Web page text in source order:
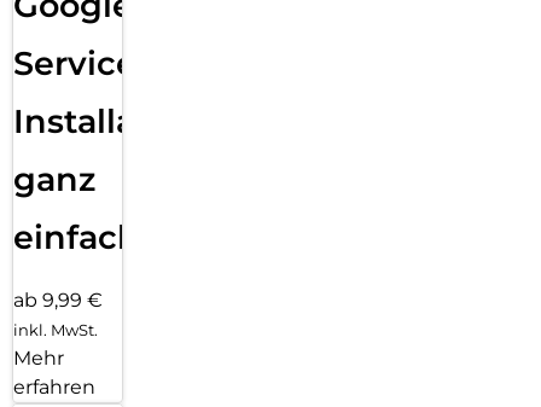
Services
Installation
ganz
einfach
ab 9,99 €
inkl. MwSt.
Mehr
erfahren